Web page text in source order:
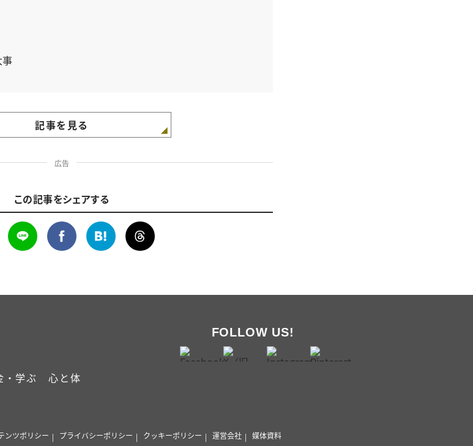
記事を見る
広告
この記事をシェアする
・学ぶ
心と体
FOLLOW US!
ンツポリシー プライバシーポリシー クッキーポリシー 運営会社 媒体資料